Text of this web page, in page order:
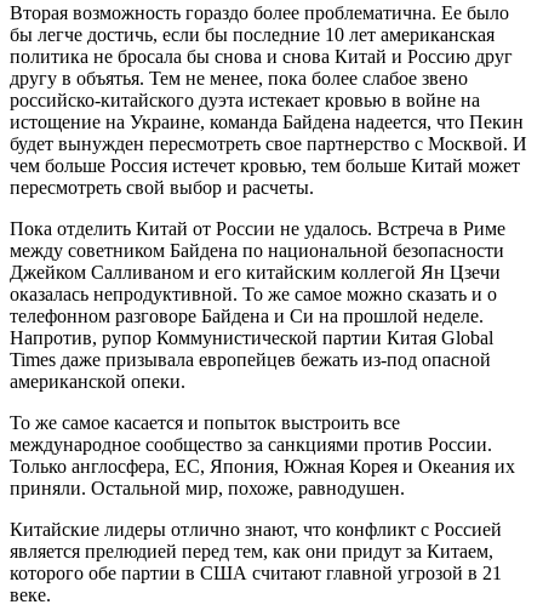
Вторая возможность гораздо более проблематична. Ее было
бы легче достичь, если бы последние 10 лет американская
политика не бросала бы снова и снова Китай и Россию друг
другу в объятья. Тем не менее, пока более слабое звено
российско-китайского дуэта истекает кровью в войне на
истощение на Украине, команда Байдена надеется, что Пекин
будет вынужден пересмотреть свое партнерство с Москвой. И
чем больше Россия истечет кровью, тем больше Китай может
пересмотреть свой выбор и расчеты.
Пока отделить Китай от России не удалось. Встреча в Риме
между советником Байдена по национальной безопасности
Джейком Салливаном и его китайским коллегой Ян Цзечи
оказалась непродуктивной. То же самое можно сказать и о
телефонном разговоре Байдена и Си на прошлой неделе.
Напротив, рупор Коммунистической партии Китая Global
Times даже призывала европейцев бежать из-под опасной
американской опеки.
То же самое касается и попыток выстроить все
международное сообщество за санкциями против России.
Только англосфера, ЕС, Япония, Южная Корея и Океания их
приняли. Остальной мир, похоже, равнодушен.
Китайские лидеры отлично знают, что конфликт с Россией
является прелюдией перед тем, как они придут за Китаем,
которого обе партии в США считают главной угрозой в 21
веке.